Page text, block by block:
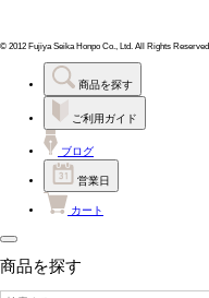
© 2012 Fujiya Seika Honpo Co., Ltd. All Rights Reserved
商品を探す
ご利用ガイド
ブログ
営業日
カート
商品を探す